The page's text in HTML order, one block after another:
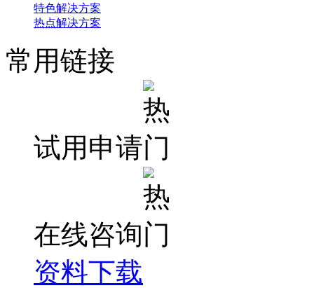
特色解决方案
热点解决方案
常用链接
试用申请
在线咨询
资料下载